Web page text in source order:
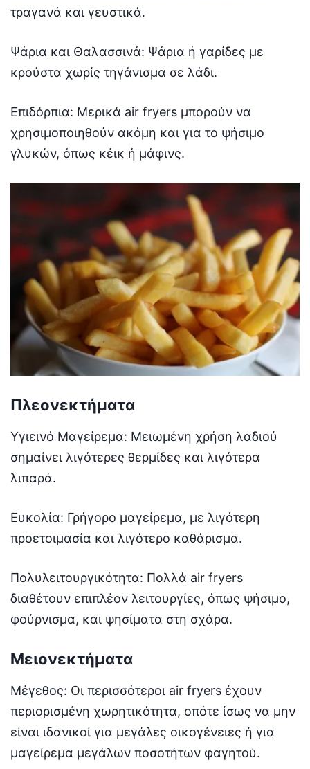
τραγανά και γευστικά.
Ψάρια και Θαλασσινά: Ψάρια ή γαρίδες με
κρούστα χωρίς τηγάνισμα σε λάδι.
Επιδόρπια: Μερικά air fryers μπορούν να
χρησιμοποιηθούν ακόμη και για το ψήσιμο
γλυκών, όπως κέικ ή μάφινς.
Πλεονεκτήματα
Υγιεινό Μαγείρεμα: Μειωμένη χρήση λαδιού
σημαίνει λιγότερες θερμίδες και λιγότερα
λιπαρά.
Ευκολία: Γρήγορο μαγείρεμα, με λιγότερη
προετοιμασία και λιγότερο καθάρισμα.
Πολυλειτουργικότητα: Πολλά air fryers
διαθέτουν επιπλέον λειτουργίες, όπως ψήσιμο,
φούρνισμα, και ψησίματα στη σχάρα.
Μειονεκτήματα
Μέγεθος: Οι περισσότεροι air fryers έχουν
περιορισμένη χωρητικότητα, οπότε ίσως να μην
είναι ιδανικοί για μεγάλες οικογένειες ή για
μαγείρεμα μεγάλων ποσοτήτων φαγητού.